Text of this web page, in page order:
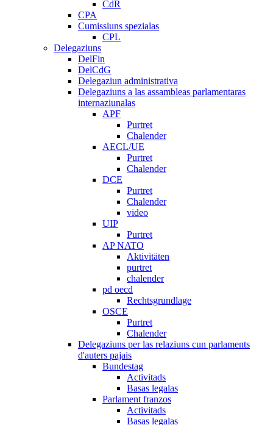
CdR
CPA
Cumissiuns spezialas
CPL
Delegaziuns
DelFin
DelCdG
Delegaziun administrativa
Delegaziuns a las assambleas parlamentaras
internaziunalas
APF
Purtret
Chalender
AECL/UE
Purtret
Chalender
DCE
Purtret
Chalender
video
UIP
Purtret
AP NATO
Aktivitäten
purtret
chalender
pd oecd
Rechtsgrundlage
OSCE
Purtret
Chalender
Delegaziuns per las relaziuns cun parlaments
d'auters pajais
Bundestag
Activitads
Basas legalas
Parlament franzos
Activitads
Basas legalas